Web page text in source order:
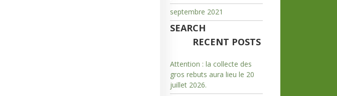
septembre 2021
SEARCH
RECENT POSTS
Attention : la collecte des
gros rebuts aura lieu le 20
juillet 2026.